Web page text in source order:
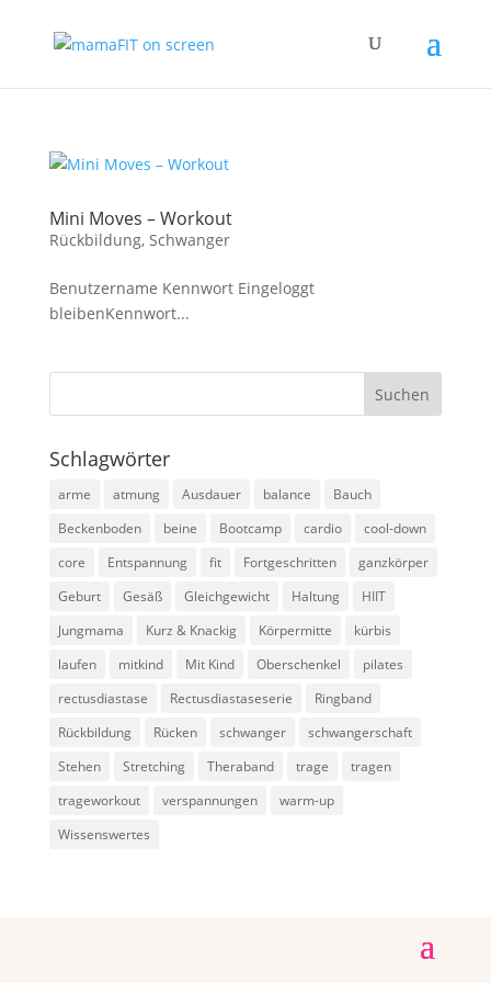
Mini Moves – Workout
Rückbildung, Schwanger
Benutzername Kennwort Eingeloggt
bleibenKennwort...
Schlagwörter
arme atmung Ausdauer balance
Bauch
Beckenboden
beine Bootcamp cardio
cool-down
core
Entspannung fit Fortgeschritten
ganzkörper
Geburt
Gesäß Gleichgewicht Haltung
HIIT
Jungmama
Kurz & Knackig Körpermitte
kürbis
laufen
mitkind Mit Kind Oberschenkel
pilates
rectusdiastase
Rectusdiastaseserie
Ringband
Rückbildung
Rücken schwanger
schwangerschaft
Stehen
Stretching Theraband trage
tragen
trageworkout
verspannungen
warm-up
Wissenswertes